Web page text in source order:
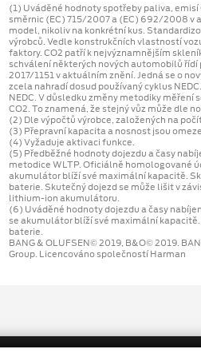
(1) Uváděné hodnoty spotřeby paliva,
směrnic (EC) 715/2007 a (EC) 692/2008 v
model, nikoliv na konkrétní kus.
výrobců. Vedle konstrukčních vlastností
faktory. CO2 patří k nejvýznamnějším
schválení některých nových automobilů
2017/1151 v aktuálním znění. Jedná se o
zcela nahradí dosud používaný cyklus
NEDC. V důsledku změny metodiky
CO2. To znamená, že stejný vůz může dle
(2) Dle výpočtů výrobce, založených na
(3) Přepravní kapacita a nosnost jsou
(4) Vyžaduje aktivaci funkce.
(5) Předběžné hodnoty dojezdu a časy
metodice WLTP. Oficiálně homologované
akumulátor blíží své maximální kapacitě.
baterie. Skutečný dojezd se může lišit v
lithium-ion akumulátoru.
(6) Uváděné hodnoty dojezdu a časy
se akumulátor blíží své maximální
baterie.
BANG & OLUFSEN© 2019, B&O© 2019.
Group. Licencováno společností Harman